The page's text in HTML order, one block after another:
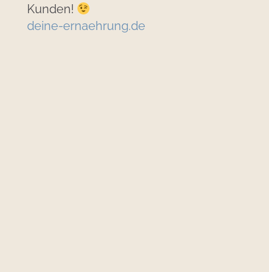
Kunden!
deine-ernaehrung.de